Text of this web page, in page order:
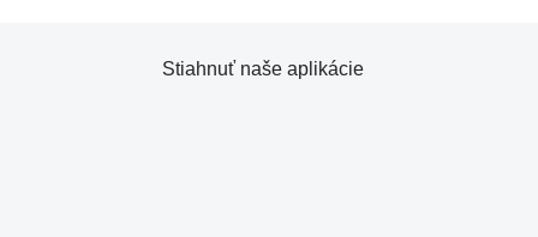
Stiahnuť naše aplikácie